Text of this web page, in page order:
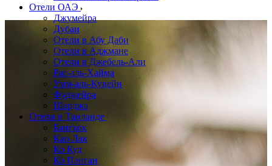
Отели ОАЭ
Джумейра
Дубаи
Отели в Абу Даби
Отели в Аджмане
Отели в Джебель-Али
Рас-аль-Хайма
Умм-аль-Кувейн
Фуджейра
Шарджа
Отели в Таиланде
Бангкок
Као Лак
Ко Куд
Ко Панган